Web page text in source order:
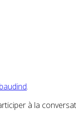
baudind.
à la